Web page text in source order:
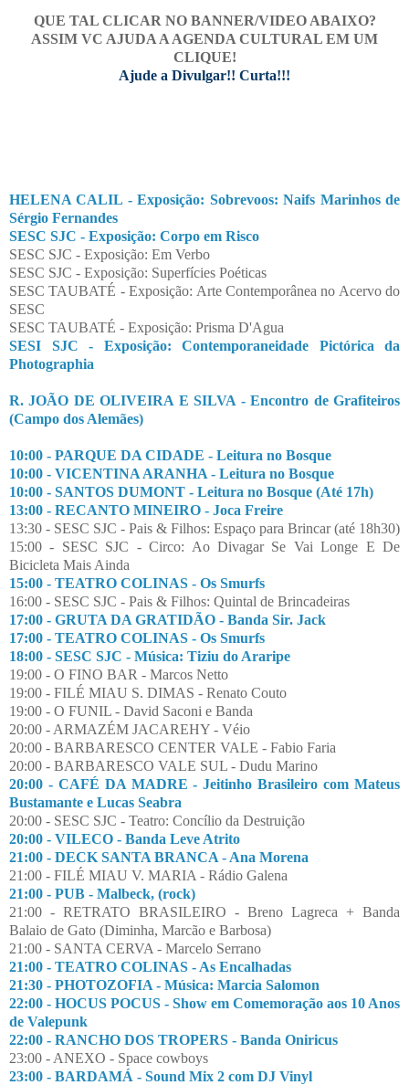
QUE TAL CLICAR NO BANNER/VIDEO ABAIXO?
ASSIM VC AJUDA A AGENDA CULTURAL EM UM
CLIQUE!
Ajude a Divulgar!! Curta!!!
HELENA CALIL - Exposição: Sobrevoos: Naifs Marinhos de
Sérgio Fernandes
SESC SJC - Exposição: Corpo em Risco
SESC SJC - Exposição: Em Verbo
SESC SJC - Exposição: Superfícies Poéticas
SESC TAUBATÉ - Exposição: Arte Contemporânea no Acervo do
SESC
SESC TAUBATÉ - Exposição: Prisma D'Agua
SESI SJC - Exposição: Contemporaneidade Pictórica da
Photographia
R. JOÃO DE OLIVEIRA E SILVA - Encontro de Grafiteiros
(Campo dos Alemães)
10:00 - PARQUE DA CIDADE - Leitura no Bosque
10:00 - VICENTINA ARANHA - Leitura no Bosque
10:00 - SANTOS DUMONT - Leitura no Bosque (Até 17h)
13:00 - RECANTO MINEIRO - Joca Freire
13:30 - SESC SJC - Pais & Filhos: Espaço para Brincar (até 18h30)
15:00 - SESC SJC - Circo: Ao Divagar Se Vai Longe E De
Bicicleta Mais Ainda
15:00 - TEATRO COLINAS - Os Smurfs
16:00 - SESC SJC - Pais & Filhos: Quintal de Brincadeiras
17:00 - GRUTA DA GRATIDÃO - Banda Sir. Jack
17:00 - TEATRO COLINAS - Os Smurfs
18:00 - SESC SJC - Música: Tiziu do Araripe
19:00 - O FINO BAR - Marcos Netto
19:00 - FILÉ MIAU S. DIMAS - Renato Couto
19:00 - O FUNIL - David Saconi e Banda
20:00 - ARMAZÉM JACAREHY - Véio
20:00 - BARBARESCO CENTER VALE - Fabio Faria
20:00 - BARBARESCO VALE SUL - Dudu Marino
20:00 - CAFÉ DA MADRE - Jeitinho Brasileiro com Mateus
Bustamante e Lucas Seabra
20:00 - SESC SJC - Teatro: Concílio da Destruição
20:00 - VILECO - Banda Leve Atrito
21:00 - DECK SANTA BRANCA - Ana Morena
21:00 - FILÉ MIAU V. MARIA - Rádio Galena
21:00 - PUB - Malbeck, (rock)
21:00 - RETRATO BRASILEIRO - Breno Lagreca + Banda
Balaio de Gato (Diminha, Marcão e Barbosa)
21:00 - SANTA CERVA - Marcelo Serrano
21:00 - TEATRO COLINAS - As Encalhadas
21:30 - PHOTOZOFIA - Música: Marcia Salomon
22:00 - HOCUS POCUS - Show em Comemoração aos 10 Anos
de Valepunk
22:00 - RANCHO DOS TROPERS - Banda Oniricus
23:00 - ANEXO - Space cowboys
23:00 - BARDAMÁ - Sound Mix 2 com DJ Vinyl